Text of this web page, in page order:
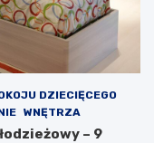
DZIECIĘCEGO
WNĘTRZA
– 9